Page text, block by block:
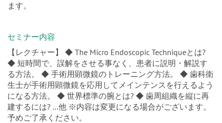
ます。
セミナー内容
【レクチャー】 ◆ The Micro Endoscopic Techniqueとは?
◆ 短時間で、誤解をさせる事なく、患者に説明・解説す
る方法。 ◆ 手術用顕微鏡のトレーニング方法。 ◆ 歯科衛
生士が手術用顕微鏡を応用してメインテンスを行えるよう
になる方法。 ◆ 世界標準の腕とは? ◆ 歯周組織を縦に再
建するには? …他 ※内容は変更になる場合がございます。
予めご了承ください。